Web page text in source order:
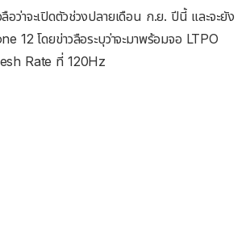
ว่าจะเปิดตัวช่วงปลายเดือน ก.ย. ปีนี้ และจะยัง
12 โดยข่าวลือระบุว่าจะมาพร้อมจอ LTPO
Rate ที่ 120Hz